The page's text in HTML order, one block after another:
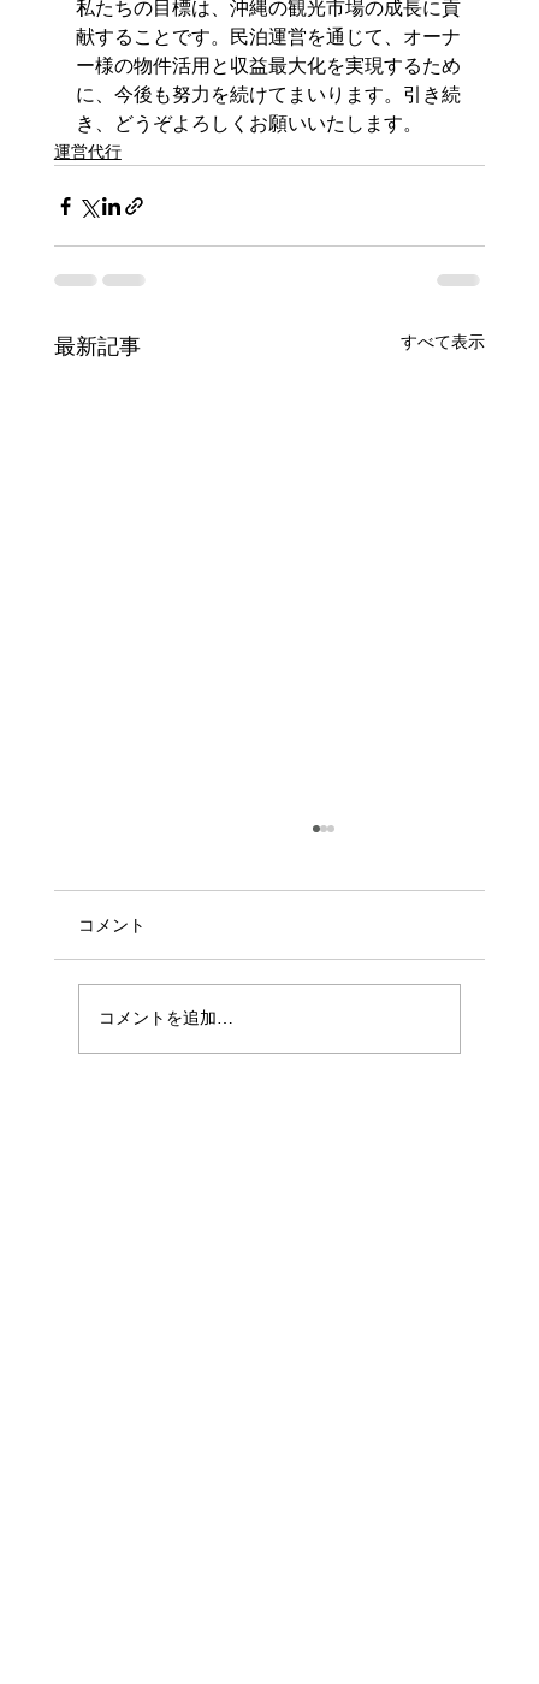
私たちの目標は、沖縄の観光市場の成長に貢
献することです。民泊運営を通じて、オーナ
ー様の物件活用と収益最大化を実現するため
に、今後も努力を続けてまいります。引き続
き、どうぞよろしくお願いいたします。
運営代行
最新記事 すべて表示
コメント
コメントを追加…